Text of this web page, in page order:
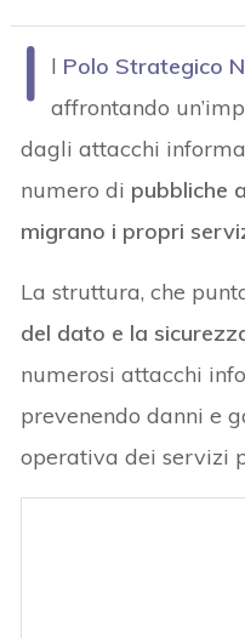
I l Polo Strategico
affrontando
dagli attacchi
numero di pubbliche
migrano i propri
La struttura, che
del dato e la
numerosi attacchi
prevenendo danni e
operativa dei servizi